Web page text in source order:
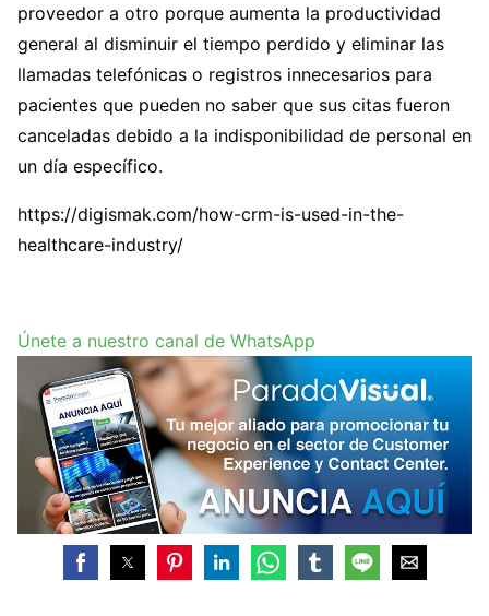
proveedor a otro porque aumenta la productividad
general al disminuir el tiempo perdido y eliminar las
llamadas telefónicas o registros innecesarios para
pacientes que pueden no saber que sus citas fueron
canceladas debido a la indisponibilidad de personal en
un día específico.
https://digismak.com/how-crm-is-used-in-the-
healthcare-industry/
Únete a nuestro canal de WhatsApp